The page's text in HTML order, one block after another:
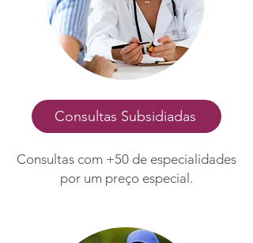
Consultas Subsidiadas
Consultas com +50 de especialidades
por um preço especial.